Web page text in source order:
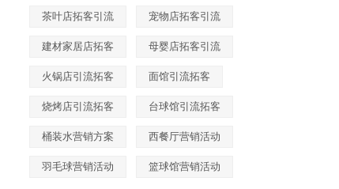
茶叶店拓客引流 宠物店拓客引流
建材家居店拓客 母婴店拓客引流
火锅店引流拓客 面馆引流拓客
烧烤店引流拓客 台球馆引流拓客
桶装水营销方案 西餐厅营销活动
羽毛球营销活动 篮球馆营销活动